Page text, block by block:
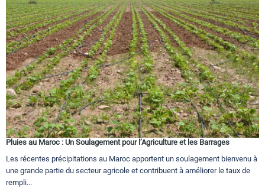
Pluies au Maroc : Un Soulagement pour l’Agriculture et les Barrages
Les récentes précipitations au Maroc apportent un soulagement bienvenu à
une grande partie du secteur agricole et contribuent à améliorer le taux de
rempli...